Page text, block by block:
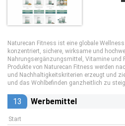
Naturecan Fitness ist eine globale
konzentriert, sichere, wirksame und
Nahrungsergänzungsmittel, Vitamine und
Produkte von Naturecan Fitness werden
und Nachhaltigkeitskriterien erzeugt und
und das Wohlbefinden ganzheitlich zu
13 Werbemittel
Start